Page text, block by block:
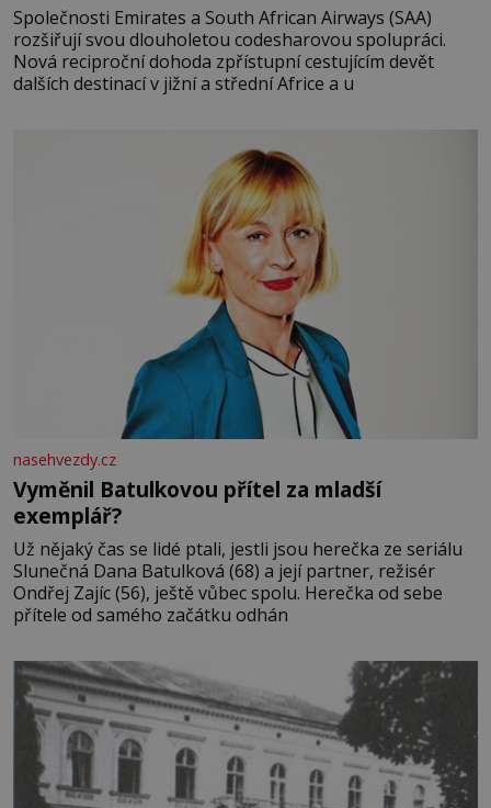
Společnosti Emirates a South African Airways (SAA)
rozšiřují svou dlouholetou codesharovou spolupráci.
Nová reciproční dohoda zpřístupní cestujícím devět
dalších destinací v jižní a střední Africe a u
nasehvezdy.cz
Vyměnil Batulkovou přítel za mladší
exemplář?
Už nějaký čas se lidé ptali, jestli jsou herečka ze seriálu
Slunečná Dana Batulková (68) a její partner, režisér
Ondřej Zajíc (56), ještě vůbec spolu. Herečka od sebe
přítele od samého začátku odhán